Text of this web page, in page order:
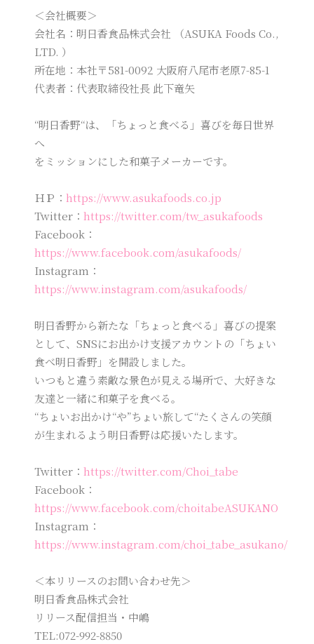
＜会社概要＞
会社名：明日香食品株式会社 （ASUKA Foods Co.,
LTD. ）
所在地：本社〒581-0092 大阪府八尾市老原7-85-1
代表者：代表取締役社長 此下竜矢
“明日香野“は、「ちょっと食べる」喜びを毎日世界
へ
をミッションにした和菓子メーカーです。
ＨＰ： https://www.asukafoods.co.jp
Twitter： https://twitter.com/tw_asukafoods
Facebook：
https://www.facebook.com/asukafoods/
Instagram：
https://www.instagram.com/asukafoods/
明日香野から新たな「ちょっと食べる」喜びの提案
として、SNSにお出かけ支援アカウントの「ちょい
食べ明日香野」を開設しました。
いつもと違う素敵な景色が見える場所で、大好きな
友達と一緒に和菓子を食べる。
“ちょいお出かけ“や”ちょい旅して“たくさんの笑顔
が生まれるよう明日香野は応援いたします。
Twitter： https://twitter.com/Choi_tabe
Facebook：
https://www.facebook.com/choitabeASUKANO
Instagram：
https://www.instagram.com/choi_tabe_asukano/
＜本リリースのお問い合わせ先＞
明日香食品株式会社
リリース配信担当・中嶋
TEL:072-992-8850